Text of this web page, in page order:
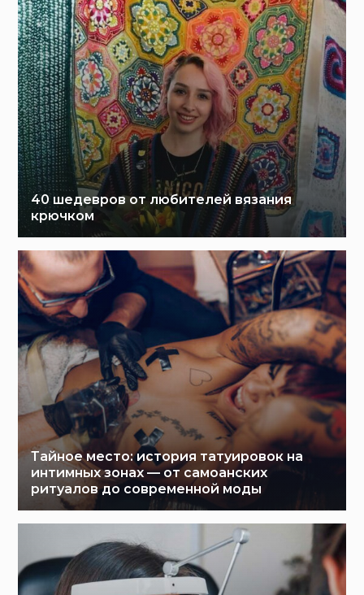
40 шедевров от любителей вязания
крючком
Тайное место: история татуировок на
интимных зонах — от самоанских
ритуалов до современной моды